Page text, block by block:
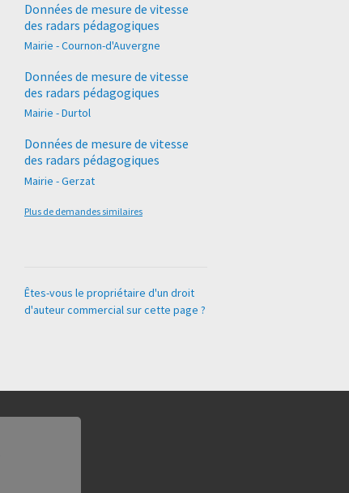
Données de mesure de vitesse
des radars pédagogiques
Mairie - Cournon-d'Auvergne
Données de mesure de vitesse
des radars pédagogiques
Mairie - Durtol
Données de mesure de vitesse
des radars pédagogiques
Mairie - Gerzat
Plus de demandes similaires
Êtes-vous le propriétaire d'un droit
d'auteur commercial sur cette page ?